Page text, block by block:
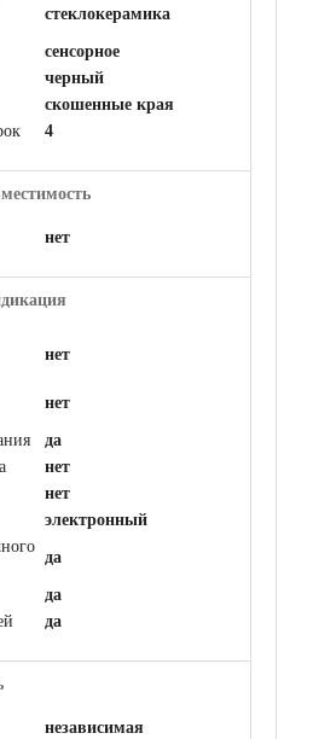
cтеклокерамика
сенсорное
черный
скошенные края
4
нет
нет
нет
да
нет
нет
электронный
да
да
да
независимая